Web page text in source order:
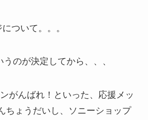
ついて。。。
のが決定してから、、、
がんばれ！といった、応援メッ
ちょうだいし、ソニーショップ